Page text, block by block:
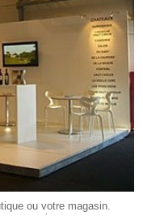
ou votre magasin.